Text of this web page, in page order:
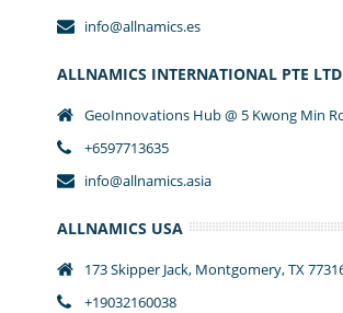
info@allnamics.es
ALLNAMICS INTERNATIONAL PTE LTD
GeoInnovations Hub @ 5 Kwong Min
+6597713635
info@allnamics.asia
ALLNAMICS USA
173 Skipper Jack, Montgomery, TX
+19032160038